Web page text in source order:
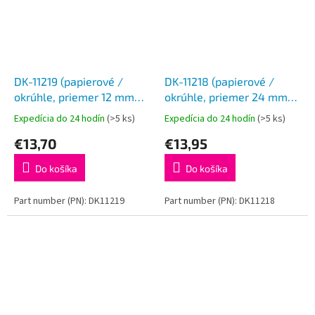
DK-11219 (papierové /
okrúhle, priemer 12 mm
-1200ks)
Expedícia do 24 hodín (>5 ks)
€13,70
Do košíka
Part number (PN): DK11219
DK-11218 (papierové /
okrúhle, priemer 24 mm
-1000ks)
Expedícia do 24 hodín (>5 ks)
€13,95
Do košíka
Part number (PN): DK11218